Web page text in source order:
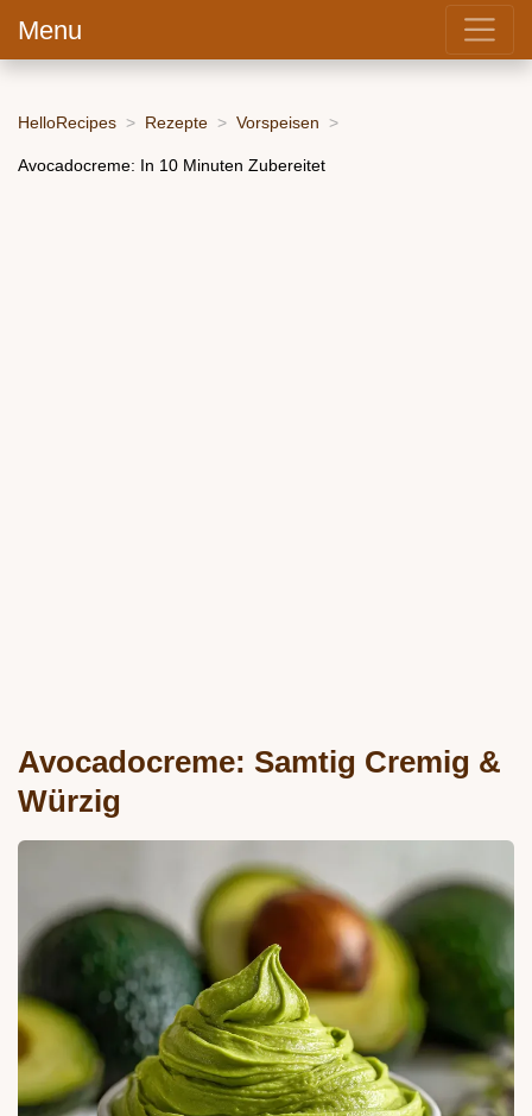
Menu
HelloRecipes Rezepte Vorspeisen
Avocadocreme: In 10 Minuten Zubereitet
Avocadocreme: Samtig Cremig &
Würzig